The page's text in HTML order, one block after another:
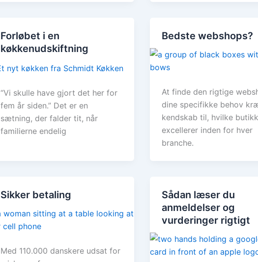
Forløbet i en
køkkenudskiftning
“Vi skulle have gjort det her for
fem år siden.” Det er en
sætning, der falder tit, når
familierne endelig
Bedste webshops?
At finde den rigtige
dine specifikke behov
kendskab til, hvilke
excellerer inden for hver
branche.
Sikker betaling
Med 110.000 danskere udsat for
Sådan læser du
anmeldelser og
vurderinger rigtigt